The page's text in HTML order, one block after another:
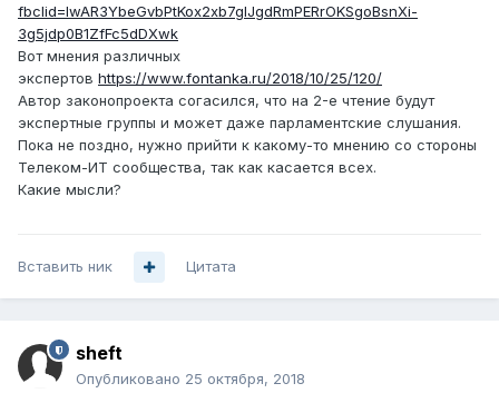
fbclid=IwAR3YbeGvbPtKox2xb7gIJgdRmPERrOKSgoBsnXi-
3g5jdp0B1ZfFc5dDXwk
Вот мнения различных
экспертов https://www.fontanka.ru/2018/10/25/120/
Автор законопроекта согасился, что на 2-е чтение будут
экспертные группы и может даже парламентские слушания.
Пока не поздно, нужно прийти к какому-то мнению со стороны
Телеком-ИТ сообщества, так как касается всех.
Какие мысли?
Вставить ник Цитата
sheft
Опубликовано 25 октября, 2018